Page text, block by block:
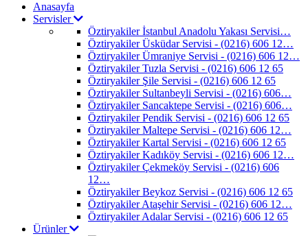
Anasayfa
Servisler
Öztiryakiler İstanbul Anadolu Yakası Servisi…
Öztiryakiler Üsküdar Servisi - (0216) 606 12…
Öztiryakiler Ümraniye Servisi - (0216) 606 12…
Öztiryakiler Tuzla Servisi - (0216) 606 12 65
Öztiryakiler Şile Servisi - (0216) 606 12 65
Öztiryakiler Sultanbeyli Servisi - (0216) 606…
Öztiryakiler Sancaktepe Servisi - (0216) 606…
Öztiryakiler Pendik Servisi - (0216) 606 12 65
Öztiryakiler Maltepe Servisi - (0216) 606 12…
Öztiryakiler Kartal Servisi - (0216) 606 12 65
Öztiryakiler Kadıköy Servisi - (0216) 606 12…
Öztiryakiler Çekmeköy Servisi - (0216) 606
12…
Öztiryakiler Beykoz Servisi - (0216) 606 12 65
Öztiryakiler Ataşehir Servisi - (0216) 606 12…
Öztiryakiler Adalar Servisi - (0216) 606 12 65
Ürünler